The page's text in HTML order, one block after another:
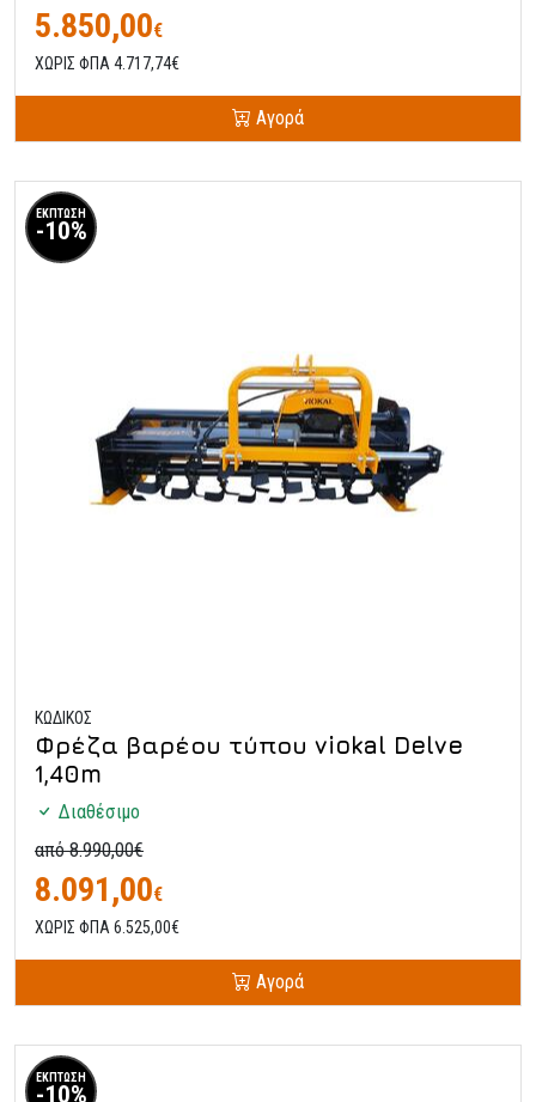
5.850,00€
ΧΩΡΙΣ ΦΠΑ 4.717,74€
Αγορά
ΕΚΠΤΩΣΗ
-10%
ΚΩΔΙΚΟΣ
Φρέζα βαρέου τύπου viokal Delve
1,40m
Διαθέσιμο
από 8.990,00€
8.091,00€
ΧΩΡΙΣ ΦΠΑ 6.525,00€
Αγορά
ΕΚΠΤΩΣΗ
-10%